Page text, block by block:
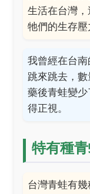
生活在台灣
牠們的生存壓
我曾經在台
跳來跳去，
藥後青蛙變
得正視。
特有種
台灣青蛙有